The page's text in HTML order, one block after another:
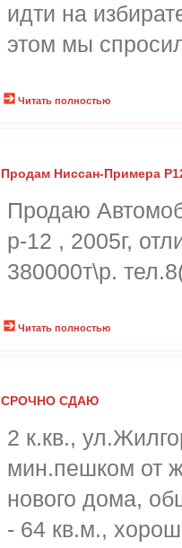
идти на
этом мы
Читать полностью
Продам Ниссан-Примера
Продаю
р-12 , 2005г,
380000т\р.
Читать полностью
СРОЧНО СДАЮ
2 к.кв.,
мин.пешком от
нового дома,
- 64 кв.м.,